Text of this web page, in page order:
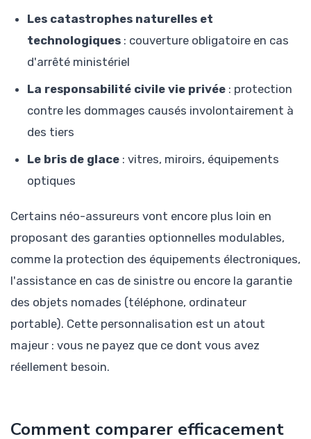
Les catastrophes naturelles et
technologiques : couverture obligatoire en cas
d'arrêté ministériel
La responsabilité civile vie privée : protection
contre les dommages causés involontairement à
des tiers
Le bris de glace : vitres, miroirs, équipements
optiques
Certains néo-assureurs vont encore plus loin en
proposant des garanties optionnelles modulables,
comme la protection des équipements électroniques,
l'assistance en cas de sinistre ou encore la garantie
des objets nomades (téléphone, ordinateur
portable). Cette personnalisation est un atout
majeur : vous ne payez que ce dont vous avez
réellement besoin.
Comment comparer efficacement